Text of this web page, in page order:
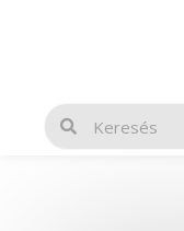
Keresés